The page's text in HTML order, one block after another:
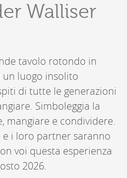
Walliser
tavolo rotondo in
un luogo insolito
di tutte le generazioni
Simboleggia la
mangiare e condividere.
e i loro partner saranno
voi questa esperienza
2026.